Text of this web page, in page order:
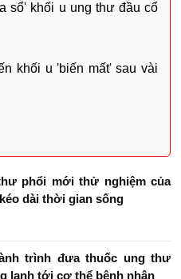
sổ' khối u ung thư đầu cổ
khối u 'biến mất' sau vài
phổi mới thử nghiệm của
dài thời gian sống
trình đưa thuốc ung thư
lạnh tới cơ thể bệnh nhân